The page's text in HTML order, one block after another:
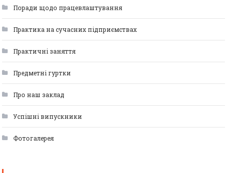
Поради щодо працевлаштування
Практика на сучасних підприємствах
Практичні заняття
Предметні гуртки
Про наш заклад
Успішні випускники
Фотогалерея